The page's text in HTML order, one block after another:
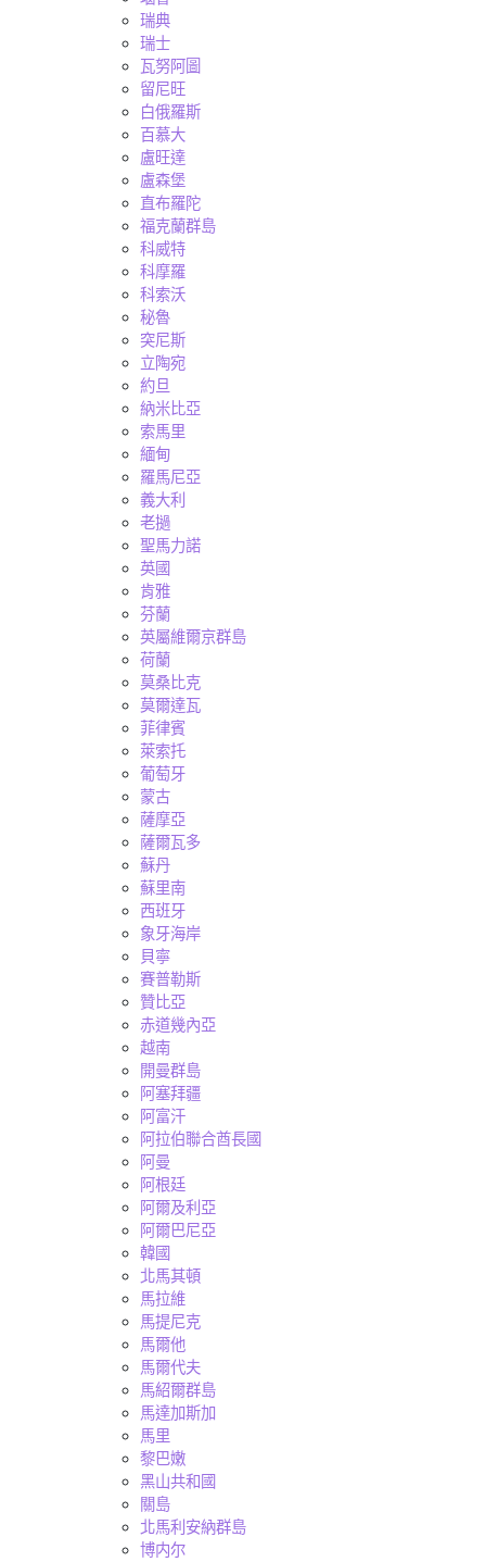
瑞典
瑞士
瓦努阿圖
留尼旺
白俄羅斯
百慕大
盧旺達
盧森堡
直布羅陀
福克蘭群島
科威特
科摩羅
科索沃
秘魯
突尼斯
立陶宛
約旦
納米比亞
索馬里
緬甸
羅馬尼亞
義大利
老撾
聖馬力諾
英國
肯雅
芬蘭
英屬維爾京群島
荷蘭
莫桑比克
莫爾達瓦
菲律賓
萊索托
葡萄牙
蒙古
薩摩亞
薩爾瓦多
蘇丹
蘇里南
西班牙
象牙海岸
貝寧
賽普勒斯
贊比亞
赤道幾內亞
越南
開曼群島
阿塞拜疆
阿富汗
阿拉伯聯合酋長國
阿曼
阿根廷
阿爾及利亞
阿爾巴尼亞
韓國
北馬其頓
馬拉維
馬提尼克
馬爾他
馬爾代夫
馬紹爾群島
馬達加斯加
馬里
黎巴嫩
黑山共和國
關島
北馬利安納群島
博内尔